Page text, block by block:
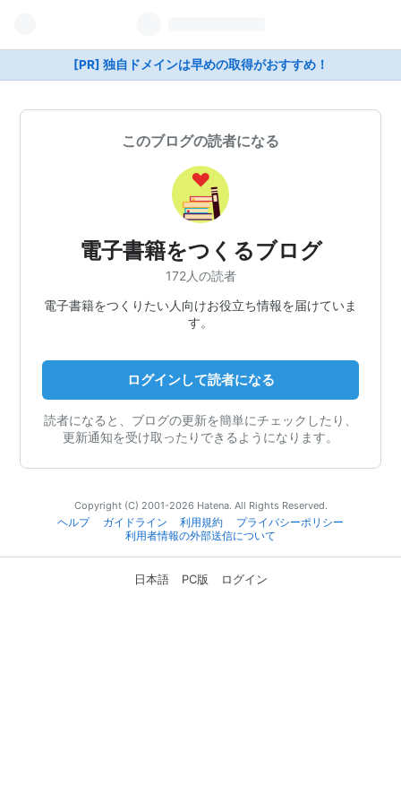
[PR] 独自ドメインは早めの取得がおすすめ！
このブログの読者になる
電子書籍をつくるブログ
172人の読者
電子書籍をつくりたい人向けお役立ち情報を届けていま
す。
ログインして読者になる
読者になると、ブログの更新を簡単にチェックしたり、
更新通知を受け取ったりできるようになります。
Copyright (C) 2001-2026 Hatena. All Rights Reserved.
ヘルプ
ガイドライン 利用規約
プライバシーポリシー
利用者情報の外部送信について
日本語 PC版 ログイン